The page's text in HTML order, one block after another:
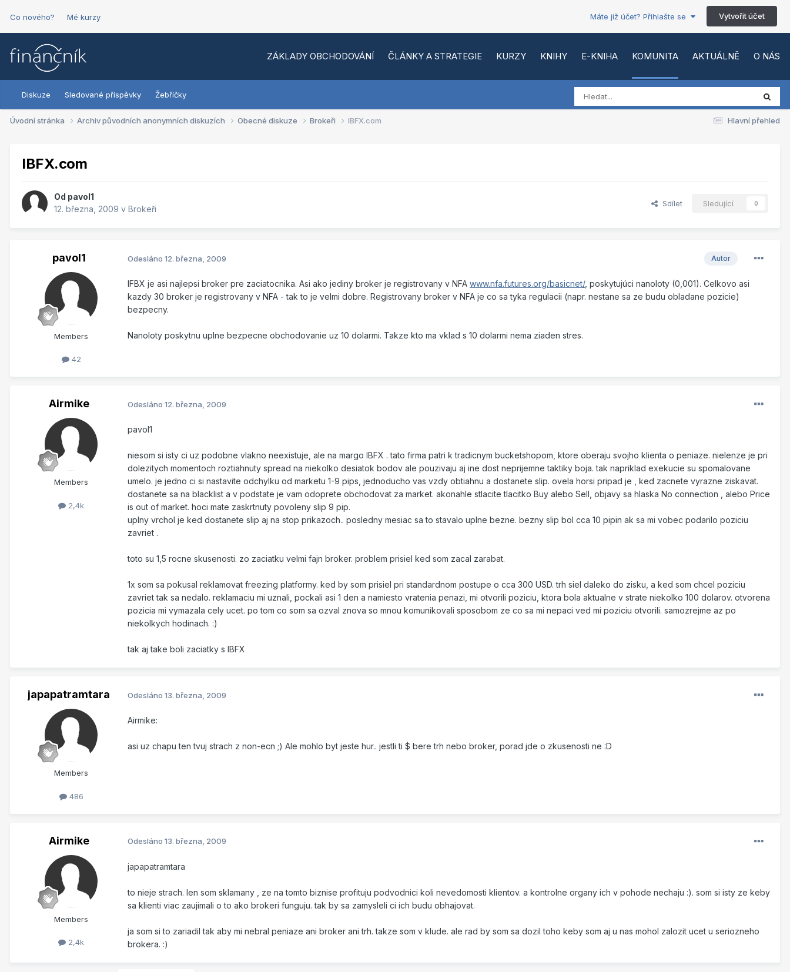
Co nového? Mé kurzy Máte již účet? Přihlašte se Vytvořit účet
ZÁKLADY OBCHODOVÁNÍ ČLÁNKY A STRATEGIE KURZY KNIHY E-KNIHA KOMUNITA AKTUÁLNĚ O NÁS
Diskuze Sledované příspěvky Žebříčky
Hlavní přehled
Úvodní stránka Archiv původních anonymních diskuzích Obecné diskuze Brokeři IBFX.com
IBFX.com
Od pavol1
12. března, 2009 v Brokeři
Sdílet Sledující 0
pavol1
Members
42
Autor
Odesláno 12. března, 2009
IFBX je asi najlepsi broker pre zaciatocnika. Asi ako jediny broker je registrovany v NFA www.nfa.futures.org/basicnet/, poskytujúci nanoloty (0,001). Celkovo asi
kazdy 30 broker je registrovany v NFA - tak to je velmi dobre. Registrovany broker v NFA je co sa tyka regulacii (napr. nestane sa ze budu obladane pozicie)
bezpecny.
Nanoloty poskytnu uplne bezpecne obchodovanie uz 10 dolarmi. Takze kto ma vklad s 10 dolarmi nema ziaden stres.
Airmike
Members
2,4k
Odesláno 12. března, 2009
pavol1
niesom si isty ci uz podobne vlakno neexistuje, ale na margo IBFX . tato firma patri k tradicnym bucketshopom, ktore oberaju svojho klienta o peniaze. nielenze je pri
dolezitych momentoch roztiahnuty spread na niekolko desiatok bodov ale pouzivaju aj ine dost neprijemne taktiky boja. tak napriklad exekucie su spomalovane
umelo. je jedno ci si nastavite odchylku od marketu 1-9 pips, jednoducho vas vzdy obtiahnu a dostanete slip. ovela horsi pripad je , ked zacnete vyrazne ziskavat.
dostanete sa na blacklist a v podstate je vam odoprete obchodovat za market. akonahle stlacite tlacitko Buy alebo Sell, objavy sa hlaska No connection , alebo Price
is out of market. hoci mate zaskrtnuty povoleny slip 9 pip.
uplny vrchol je ked dostanete slip aj na stop prikazoch.. posledny mesiac sa to stavalo uplne bezne. bezny slip bol cca 10 pipin ak sa mi vobec podarilo poziciu
zavriet .
toto su 1,5 rocne skusenosti. zo zaciatku velmi fajn broker. problem prisiel ked som zacal zarabat.
1x som sa pokusal reklamovat freezing platformy. ked by som prisiel pri standardnom postupe o cca 300 USD. trh siel daleko do zisku, a ked som chcel poziciu
zavriet tak sa nedalo. reklamaciu mi uznali, pockali asi 1 den a namiesto vratenia penazi, mi otvorili poziciu, ktora bola aktualne v strate niekolko 100 dolarov. otvorena
pozicia mi vymazala cely ucet. po tom co som sa ozval znova so mnou komunikovali sposobom ze co sa mi nepaci ved mi poziciu otvorili. samozrejme az po
niekolkych hodinach. :)
tak aj take boli zaciatky s IBFX
japapatramtara
Members
486
Odesláno 13. března, 2009
Airmike:
asi uz chapu ten tvuj strach z non-ecn ;) Ale mohlo byt jeste hur.. jestli ti $ bere trh nebo broker, porad jde o zkusenosti ne :D
Airmike
Members
2,4k
Odesláno 13. března, 2009
japapatramtara
to nieje strach. len som sklamany , ze na tomto biznise profituju podvodnici koli nevedomosti klientov. a kontrolne organy ich v pohode nechaju :). som si isty ze keby
sa klienti viac zaujimali o to ako brokeri funguju. tak by sa zamysleli ci ich budu obhajovat.
ja som si to zariadil tak aby mi nebral peniaze ani broker ani trh. takze som v klude. ale rad by som sa dozil toho keby som aj u nas mohol zalozit ucet u seriozneho
brokera. :)